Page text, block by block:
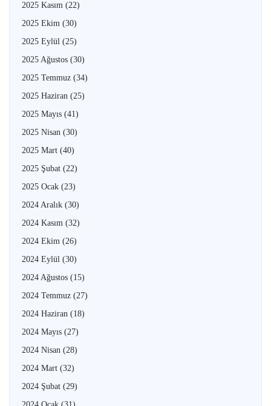
2025 Kasım (22)
2025 Ekim (30)
2025 Eylül (25)
2025 Ağustos (30)
2025 Temmuz (34)
2025 Haziran (25)
2025 Mayıs (41)
2025 Nisan (30)
2025 Mart (40)
2025 Şubat (22)
2025 Ocak (23)
2024 Aralık (30)
2024 Kasım (32)
2024 Ekim (26)
2024 Eylül (30)
2024 Ağustos (15)
2024 Temmuz (27)
2024 Haziran (18)
2024 Mayıs (27)
2024 Nisan (28)
2024 Mart (32)
2024 Şubat (29)